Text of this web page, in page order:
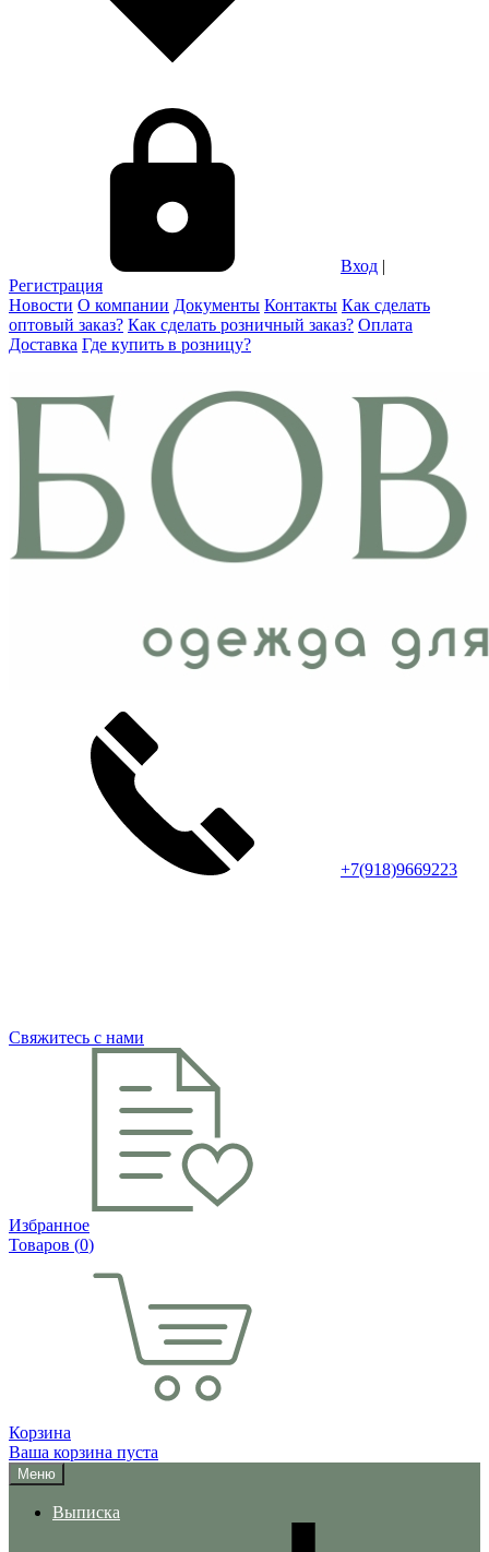
Вход |
Регистрация
Новости О компании Документы Контакты Как сделать
оптовый заказ? Как сделать розничный заказ? Оплата
Доставка Где купить в розницу?
+7(918)9669223
Свяжитесь с нами
Избранное
Товаров (0)
Корзина
Ваша корзина пуста
Меню
Выписка